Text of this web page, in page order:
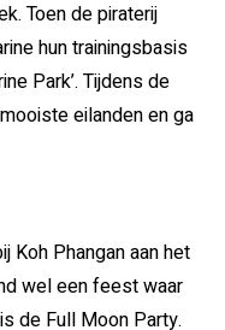
Toen de piraterij
hun trainingsbasis
Park’. Tijdens de
eilanden en ga
Koh Phangan aan het
wel een feest waar
de Full Moon Party.